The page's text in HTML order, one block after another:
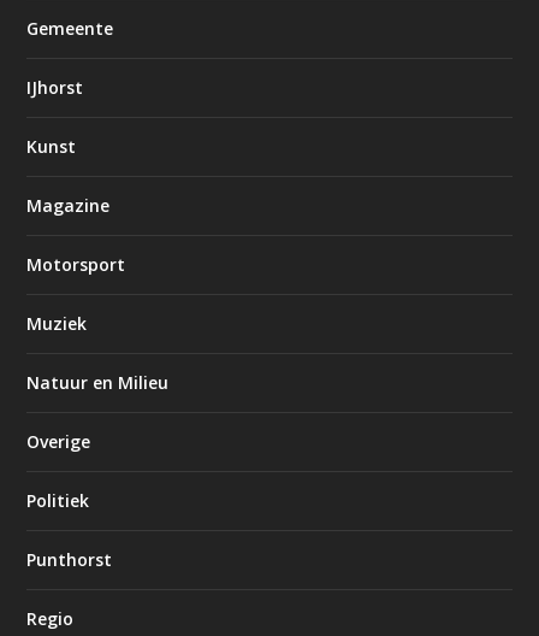
Gemeente
IJhorst
Kunst
Magazine
Motorsport
Muziek
Natuur en Milieu
Overige
Politiek
Punthorst
Regio